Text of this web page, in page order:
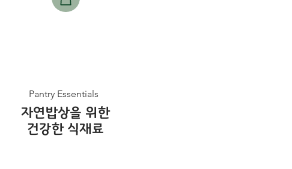
Pantry Essentials
자연밥상을 위한
건강한 식재료